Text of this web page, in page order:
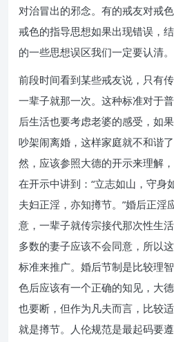
对治冒出的邪念。有的戒友对戒
戒色的指导思想如果出现错误，
的一些思想误区我们一定要认清。
前段时间看到某些戒友说，只有
一辈子就那一次。这种标准对于
后生活也要考虑老婆的感受，如
吵架闹离婚，这样家庭就不和谐
然，应该参照大德的开示来理解
在开示中讲到：“立志如山，守身
夫妇正淫，亦知撙节。”婚后正淫
意，一辈子就传宗接代那次性生
多数的妻子应该不会同意，所以
标准来推广。婚后节制是比较理
色后应该有一个正确的知见，大
也要断，但作为凡夫而言，比较
就是撙节。人伦规范是最起码要